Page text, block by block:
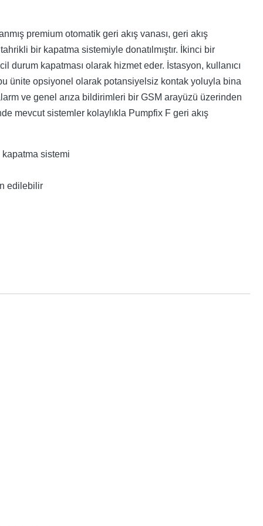
premium otomatik geri akış vanası, geri akış
bir kapatma sistemiyle donatılmıştır. İkinci bir
durum kapatması olarak hizmet eder. İstasyon, kullanıcı
ünite opsiyonel olarak potansiyelsiz kontak yoluyla bina
ve genel arıza bildirimleri bir GSM arayüzü üzerinden
mevcut sistemler kolaylıkla Pumpfix F geri akış
sistemi
edilebilir